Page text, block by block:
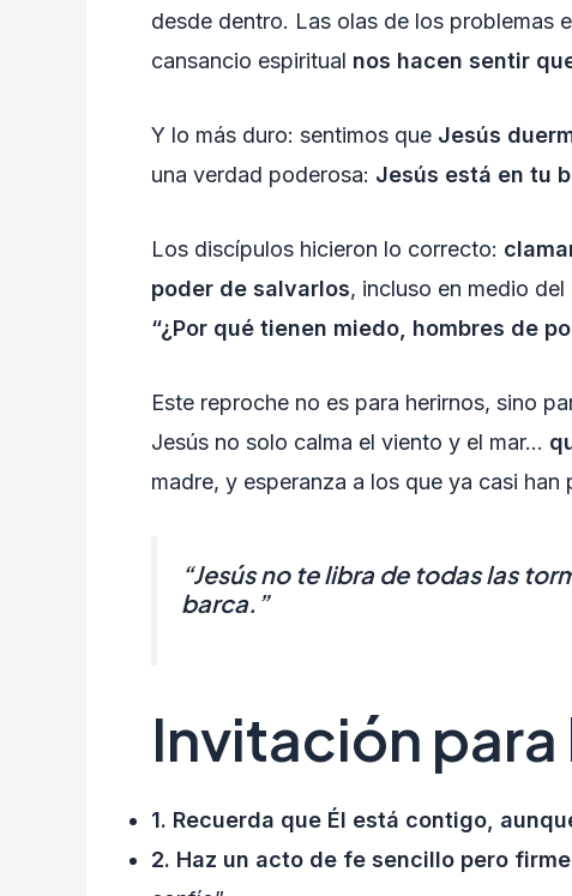
desde dentro. Las olas de los problemas
cansancio espiritual nos hacen sentir
Y lo más duro: sentimos que Jesús
una verdad poderosa: Jesús está en tu
Los discípulos hicieron lo correcto:
poder de salvarlos, incluso en medio
“¿Por qué tienen miedo, hombres de
Este reproche no es para herirnos, sino
Jesús no solo calma el viento y el mar…
madre, y esperanza a los que ya casi han
“Jesús no te libra de todas las
barca.”
Invitación para
1. Recuerda que Él está contigo,
2. Haz un acto de fe sencillo pero firme